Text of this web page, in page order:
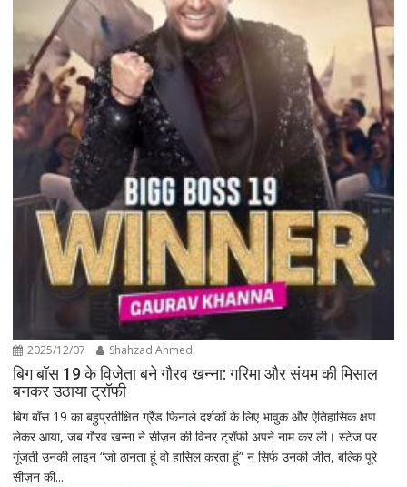
2025/12/07 Shahzad Ahmed
बिग बॉस 19 के विजेता बने गौरव खन्ना: गरिमा और संयम की मिसाल
बनकर उठाया ट्रॉफी
बिग बॉस 19 का बहुप्रतीक्षित ग्रैंड फिनाले दर्शकों के लिए भावुक और ऐतिहासिक क्षण
लेकर आया, जब गौरव खन्ना ने सीज़न की विनर ट्रॉफी अपने नाम कर ली। स्टेज पर
गूंजती उनकी लाइन “जो ठानता हूं वो हासिल करता हूं” न सिर्फ उनकी जीत, बल्कि पूरे
सीज़न की...